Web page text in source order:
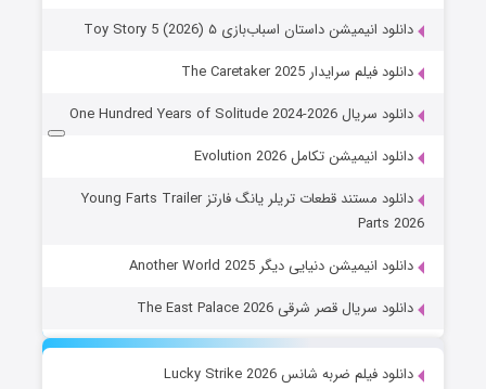
دانلود انیمیشن داستان اسباب‌بازی ۵ Toy Story 5 (2026)
دانلود فیلم سرایدار The Caretaker 2025
دانلود سریال One Hundred Years of Solitude 2024-2026
دانلود انیمیشن تکامل Evolution 2026
دانلود مستند قطعات تریلر یانگ فارتز Young Farts Trailer
Parts 2026
دانلود انیمیشن دنیایی دیگر Another World 2025
دانلود سریال قصر شرقی The East Palace 2026
دانلود فیلم ضربه شانس Lucky Strike 2026